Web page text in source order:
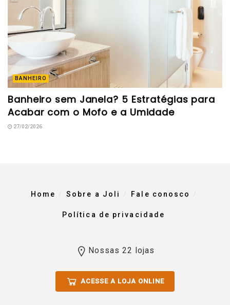
BANHEIRO
Banheiro sem Janela? 5 Estratégias para
Acabar com o Mofo e a Umidade
27/02/2026
Home Sobre a Joli Fale conosco
Política de privacidade
Nossas 22 lojas
ACESSE A LOJA ONLINE